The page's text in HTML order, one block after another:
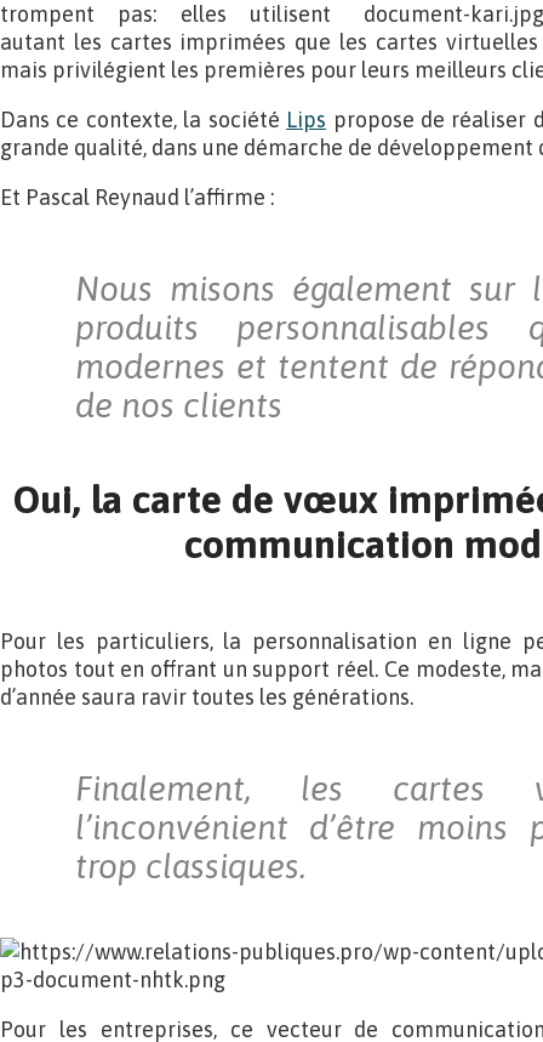
trompent pas: elles utilisent
autant les cartes imprimées que les cartes virtuelles
mais privilégient les premières pour leurs meilleurs
Dans ce contexte, la société Lips propose de réaliser
grande qualité, dans une démarche de développement
Et Pascal Reynaud l’affirme :
Nous misons également sur
produits
modernes et tentent de
de nos clients
Oui, la carte de vœux
communication
Pour les particuliers, la personnalisation en ligne
photos tout en offrant un support réel. Ce modeste,
d’année saura ravir toutes les générations.
Finalement, les cartes
l’inconvénient d’être moins
trop classiques.
Pour les entreprises, ce vecteur de